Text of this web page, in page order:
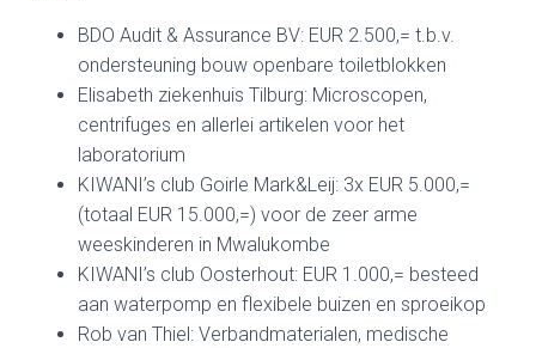
BDO Audit & Assurance BV: EUR 2.500,= t.b.v.
ondersteuning bouw openbare toiletblokken
Elisabeth ziekenhuis Tilburg: Microscopen,
centrifuges en allerlei artikelen voor het
laboratorium
KIWANI’s club Goirle Mark&Leij: 3x EUR 5.000,=
(totaal EUR 15.000,=) voor de zeer arme
weeskinderen in Mwalukombe
KIWANI’s club Oosterhout: EUR 1.000,= besteed
aan waterpomp en flexibele buizen en sproeikop
Rob van Thiel: Verbandmaterialen, medische